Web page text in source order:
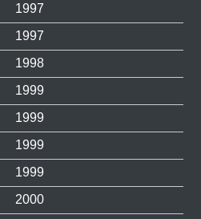
1997
1997
1998
1999
1999
1999
1999
2000